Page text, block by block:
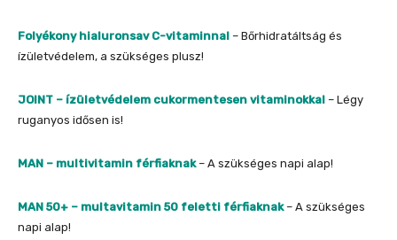
Folyékony hialuronsav C-vitaminnal – Bőrhidratáltság és
ízületvédelem, a szükséges plusz!
JOINT – ízületvédelem cukormentesen vitaminokkal – Légy
ruganyos idősen is!
MAN – multivitamin férfiaknak – A szükséges napi alap!
MAN 50+ – multavitamin 50 feletti férfiaknak – A szükséges
napi alap!